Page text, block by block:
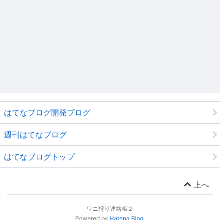
はてなブログ開発ブログ
週刊はてなブログ
はてなブログトップ
上へ
ワニ狩り連絡帳２
Powered by Hatena Blog.